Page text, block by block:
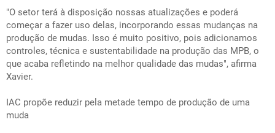
"O setor terá à disposição nossas atualizações e poderá
começar a fazer uso delas, incorporando essas mudanças na
produção de mudas. Isso é muito positivo, pois adicionamos
controles, técnica e sustentabilidade na produção das MPB, o
que acaba refletindo na melhor qualidade das mudas", afirma
Xavier.
IAC propõe reduzir pela metade tempo de produção de uma
muda